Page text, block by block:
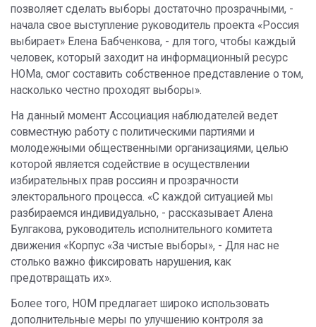
позволяет сделать выборы достаточно прозрачными, -
начала свое выступление руководитель проекта «Россия
выбирает» Елена Бабченкова, - для того, чтобы каждый
человек, который заходит на информационный ресурс
НОМа, смог составить собственное представление о том,
насколько честно проходят выборы».
На данный момент Ассоциация наблюдателей ведет
совместную работу с политическими партиями и
молодежными общественными организациями, целью
которой является содействие в осуществлении
избирательных прав россиян и прозрачности
электорального процесса. «С каждой ситуацией мы
разбираемся индивидуально, - рассказывает Алена
Булгакова, руководитель исполнительного комитета
движения «Корпус «За чистые выборы», - Для нас не
столько важно фиксировать нарушения, как
предотвращать их».
Более того, НОМ предлагает широко использовать
дополнительные меры по улучшению контроля за